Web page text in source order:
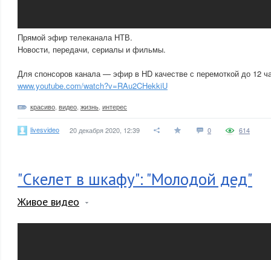
Прямой эфир телеканала НТВ.
Новости, передачи, сериалы и фильмы.
Для спонсоров канала — эфир в HD качестве с перемоткой до 12
www.youtube.com/watch?v=RAu2CHekkiU
красиво видео жизнь интерес
livesvideo 20 декабря 2020, 12:39 0 614
"Скелет в шкафу": "Молодой дед"
Живое видео